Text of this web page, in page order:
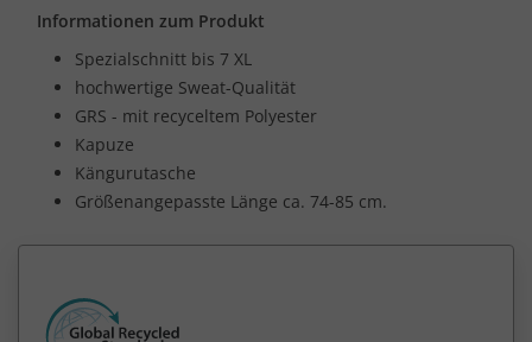
Informationen zum Produkt
Spezialschnitt bis 7 XL
hochwertige Sweat-Qualität
GRS - mit recyceltem Polyester
Kapuze
Kängurutasche
Größenangepasste Länge ca. 74-85 cm.